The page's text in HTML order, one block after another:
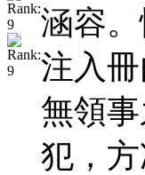
涵容
注入
無領
犯，